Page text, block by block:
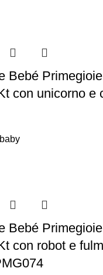
Bebé
con unicorno e
Bebé
con robot e